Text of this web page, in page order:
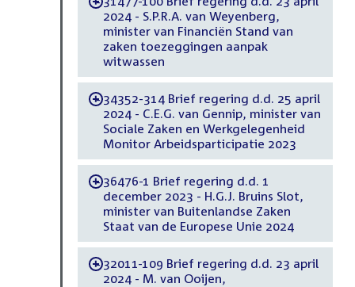
2024 - S.P.R.A. van Weyenberg,
minister van Financiën Stand van
zaken toezeggingen aanpak
witwassen
-34352-314 Brief regering d.d. 25 april
2024 - C.E.G. van Gennip, minister van
Sociale Zaken en Werkgelegenheid
Monitor Arbeidsparticipatie 2023
-36476-1 Brief regering d.d. 1
december 2023 - H.G.J. Bruins Slot,
minister van Buitenlandse Zaken
Staat van de Europese Unie 2024
-32011-109 Brief regering d.d. 23 april
2024 - M. van Ooijen,